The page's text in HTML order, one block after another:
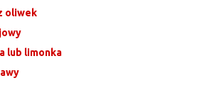
oliwek
lub limonka